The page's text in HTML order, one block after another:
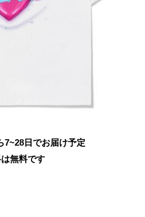
7~28日でお届け予定
無料です